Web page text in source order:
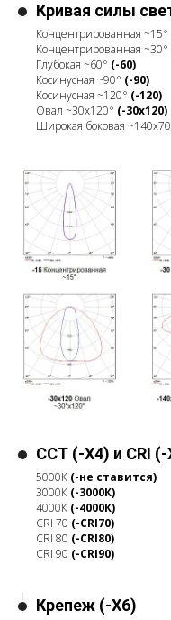
Кривая силы
Концентрированная ~15°
Концентрированная ~30°
Глубокая ~60° (-60)
Косинусная ~90° (-90)
Косинусная ~120° (-120)
Овал ~30x120° (-30x120)
Широкая боковая
CCT (-X4) и CRI (-
5000К (-не ставится)
3000К (-3000К)
4000К (-4000К)
CRI 70 (-CRI70)
CRI 80 (-CRI80)
CRI 90 (-CRI90)
Крепеж (-X6)